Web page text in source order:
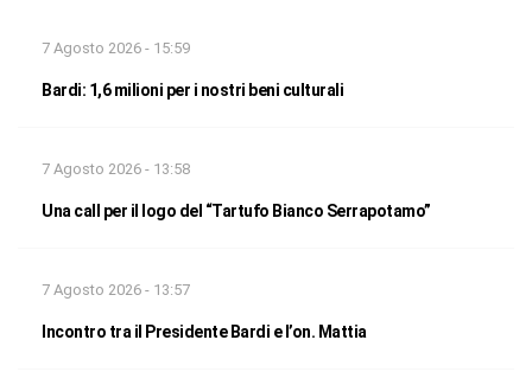
7 Agosto 2026 - 15:59
Bardi: 1,6 milioni per i nostri beni culturali
7 Agosto 2026 - 13:58
Una call per il logo del “Tartufo Bianco Serrapotamo”
7 Agosto 2026 - 13:57
Incontro tra il Presidente Bardi e l’on. Mattia